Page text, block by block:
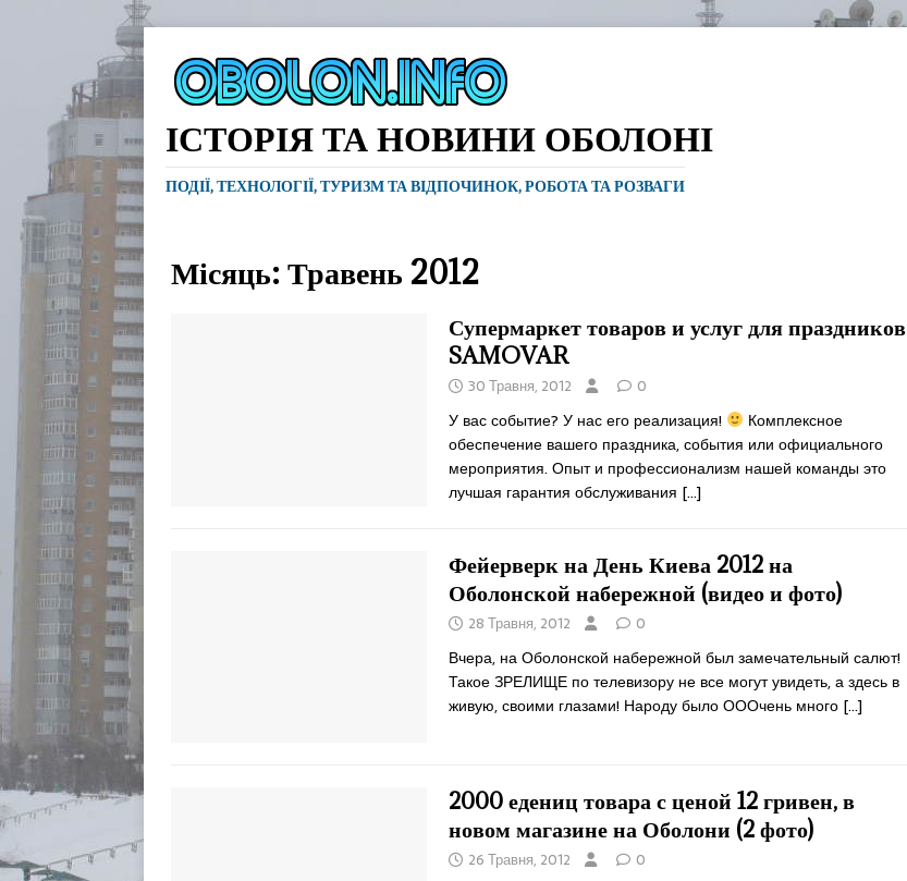
ІСТОРІЯ ТА НОВИНИ ОБОЛОНІ
ПОДІЇ, ТЕХНОЛОГІЇ, ТУРИЗМ ТА ВІДПОЧИНОК, РОБОТА ТА РОЗВАГИ
Місяць:Травень 2012
Супермаркет товаров и услуг для праздников
SAMOVAR
30 Травня, 2012 0
У вас событие? У нас его реализация!
Комплексное
обеспечение вашего праздника, события или официального
мероприятия. Опыт и профессионализм нашей команды это
лучшая гарантия обслуживания […]
Фейерверк на День Киева 2012 на
Оболонской набережной (видео и фото)
28 Травня, 2012 0
Вчера, на Оболонской набережной был замечательный салют!
Такое ЗРЕЛИЩЕ по телевизору не все могут увидеть, а здесь в
живую, своими глазами! Народу было ОООчень много […]
2000 едениц товара с ценой 12 гривен, в
новом магазине на Оболони (2 фото)
26 Травня, 2012 0